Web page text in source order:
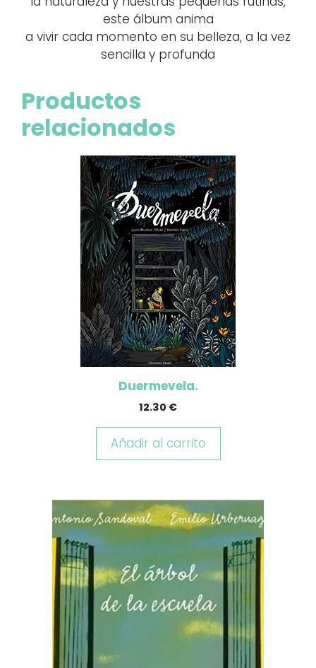
este álbum anima
a vivir cada momento en su belleza, a la vez
sencilla y profunda
Productos
relacionados
Duermevela.
12.30 €
Añadir al carrito